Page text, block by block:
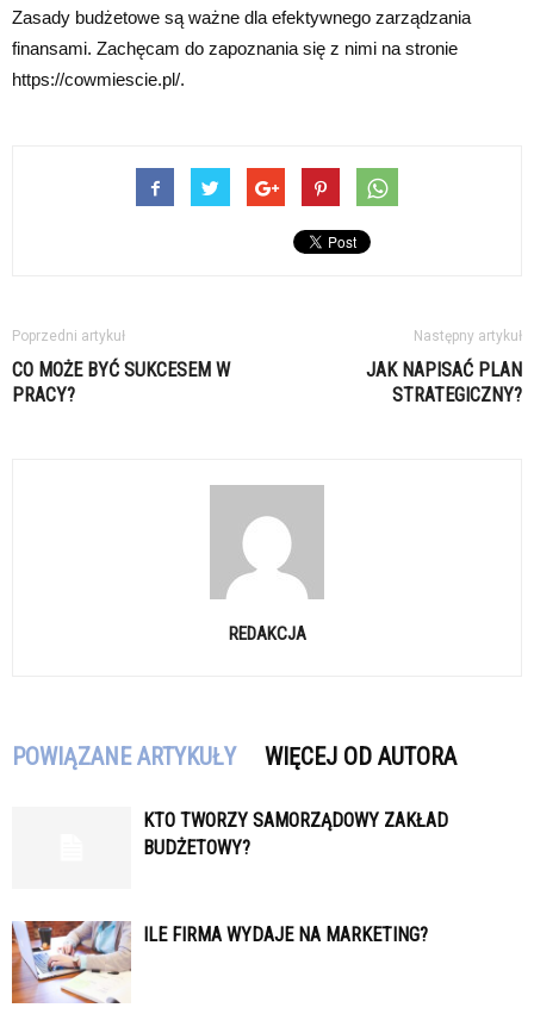
Zasady budżetowe są ważne dla efektywnego zarządzania
finansami. Zachęcam do zapoznania się z nimi na stronie
https://cowmiescie.pl/.
Poprzedni artykuł
CO MOŻE BYĆ SUKCESEM W
PRACY?
Następny artykuł
JAK NAPISAĆ PLAN
STRATEGICZNY?
REDAKCJA
POWIĄZANE ARTYKUŁY WIĘCEJ OD AUTORA
KTO TWORZY SAMORZĄDOWY ZAKŁAD
BUDŻETOWY?
ILE FIRMA WYDAJE NA MARKETING?